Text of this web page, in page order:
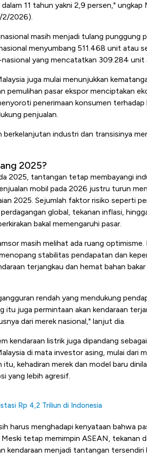
11 tahun yakni 2,9 persen,"
2/2026).
masih menjadi tulang punggung
menyumbang 511.468 unit atau
yang mencatatkan 309.284 unit
juga mulai menunjukkan
pemulihan pasar ekspor menciptakan
penerimaan konsumen terhadap
penjualan.
berkelanjutan industri dan transisinya
2025?
2025, tantangan tetap membayangi
mobil pada 2026 justru turun
2025. Sejumlah faktor risiko seperti
global, tekanan inflasi,
bakal memengaruhi pasar.
masih melihat ada ruang
stabilitas pendapatan dan
terjangkau dan hemat bahan
rendah yang mendukung
itu juga permintaan akan kendaraan
dari merek nasional," lanjut dia.
kendaraan listrik juga dipandang
di mata investor asing, mulai dari
kehadiran merek dan model baru
yang lebih agresif.
Rp 4,2 Triliun di Indonesia
harus menghadapi kenyataan bahwa
tetap memimpin ASEAN, tekanan
kendaraan menjadi tantangan
Langit